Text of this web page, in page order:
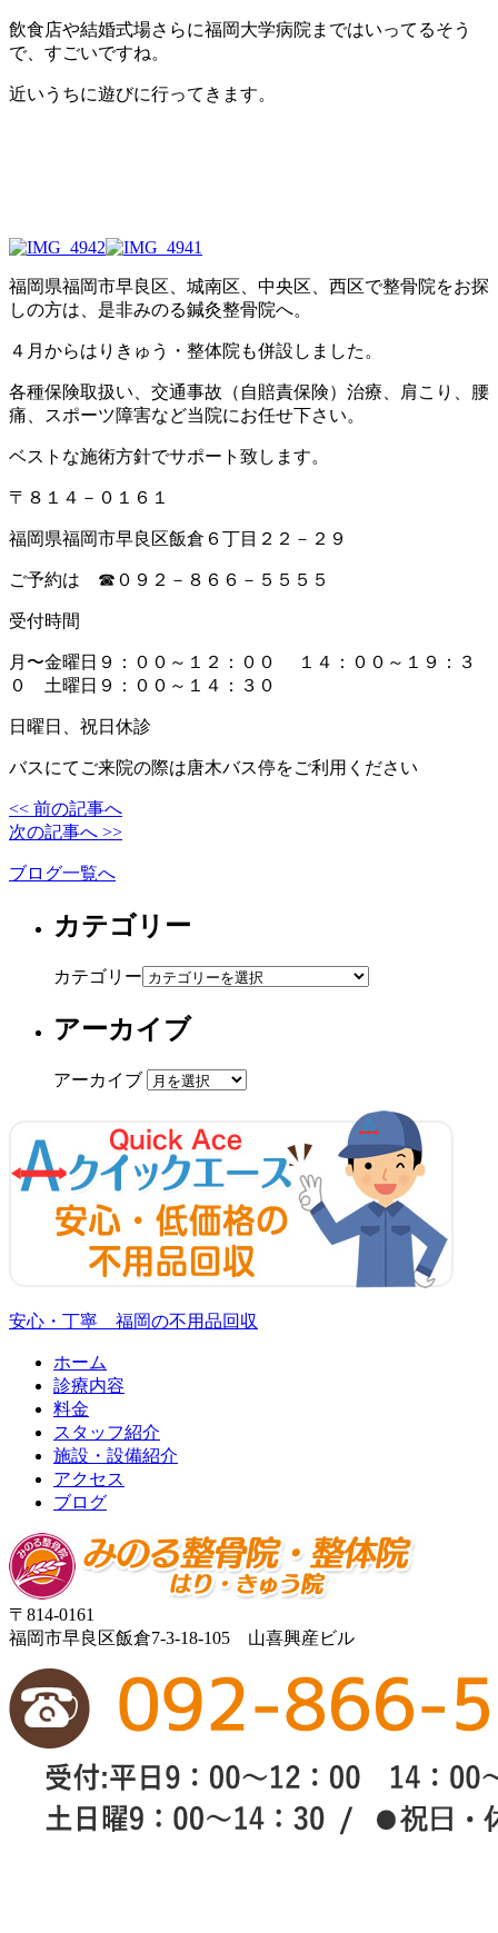
飲食店や結婚式場さらに福岡大学病院まではいってるそう
で、すごいですね。
近いうちに遊びに行ってきます。
福岡県福岡市早良区、城南区、中央区、西区で整骨院をお探
しの方は、是非みのる鍼灸整骨院へ。
４月からはりきゅう・整体院も併設しました。
各種保険取扱い、交通事故（自賠責保険）治療、肩こり、腰
痛、スポーツ障害など当院にお任せ下さい。
ベストな施術方針でサポート致します。
〒８１４－０１６１
福岡県福岡市早良区飯倉６丁目２２－２９
ご予約は ☎０９２－８６６－５５５５
受付時間
月〜金曜日９：００～１２：００ １４：００～１９：３
０ 土曜日９：００～１４：３０
日曜日、祝日休診
バスにてご来院の際は唐木バス停をご利用ください
<< 前の記事へ
次の記事へ >>
ブログ一覧へ
カテゴリー
カテゴリー
アーカイブ
アーカイブ
安心・丁寧 福岡の不用品回収
ホーム
診療内容
料金
スタッフ紹介
施設・設備紹介
アクセス
ブログ
〒814-0161
福岡市早良区飯倉7-3-18-105 山喜興産ビル